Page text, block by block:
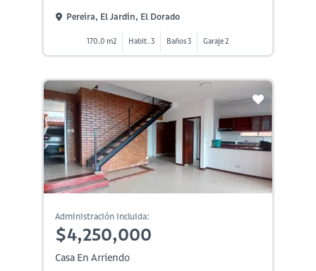
Pereira, El Jardin, El Dorado
170.0 m2 Habit. 3 Baños 3 Garaje 2
Administración incluida:
$4,250,000
Casa En Arriendo